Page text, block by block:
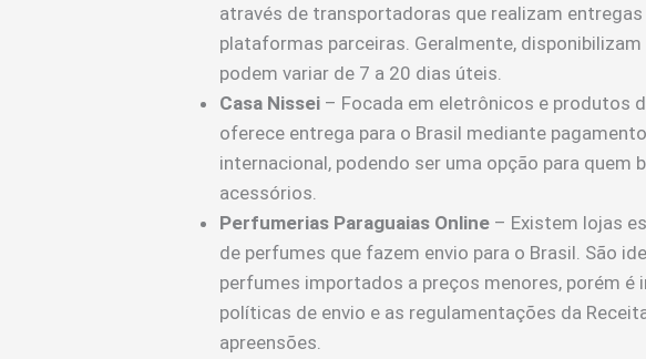
através de transportadoras que realizam
plataformas parceiras. Geralmente,
podem variar de 7 a 20 dias úteis.
Casa Nissei – Focada em eletrônicos e produtos
oferece entrega para o Brasil mediante
internacional, podendo ser uma opção para quem
acessórios.
Perfumerias Paraguaias Online – Existem lojas
de perfumes que fazem envio para o Brasil. São
perfumes importados a preços menores, porém é
políticas de envio e as regulamentações da
apreensões.